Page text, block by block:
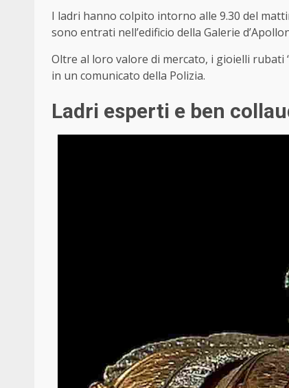
I ladri hanno colpito intorno alle 9.30 del
sono entrati nell’edificio della Galerie
Oltre al loro valore di mercato, i gioielli
in un comunicato della Polizia.
Ladri esperti e ben